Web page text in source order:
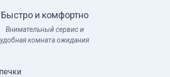
Быстро и комфортно
Внимательный сервис и
удобная комната ожидания